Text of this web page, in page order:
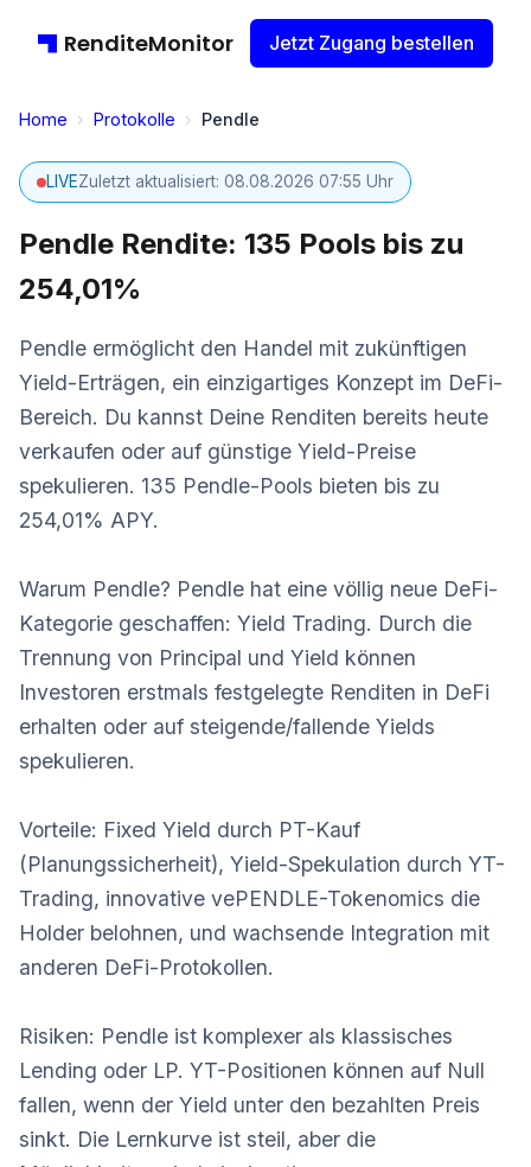
RenditeMonitor Jetzt Zugang bestellen
Home › Protokolle › Pendle
LIVEZuletzt aktualisiert: 08.08.2026 07:55 Uhr
Pendle Rendite: 135 Pools bis zu
254,01%
Pendle ermöglicht den Handel mit zukünftigen
Yield-Erträgen, ein einzigartiges Konzept im DeFi-
Bereich. Du kannst Deine Renditen bereits heute
verkaufen oder auf günstige Yield-Preise
spekulieren. 135 Pendle-Pools bieten bis zu
254,01% APY.
Warum Pendle? Pendle hat eine völlig neue DeFi-
Kategorie geschaffen: Yield Trading. Durch die
Trennung von Principal und Yield können
Investoren erstmals festgelegte Renditen in DeFi
erhalten oder auf steigende/fallende Yields
spekulieren.
Vorteile: Fixed Yield durch PT-Kauf
(Planungssicherheit), Yield-Spekulation durch YT-
Trading, innovative vePENDLE-Tokenomics die
Holder belohnen, und wachsende Integration mit
anderen DeFi-Protokollen.
Risiken: Pendle ist komplexer als klassisches
Lending oder LP. YT-Positionen können auf Null
fallen, wenn der Yield unter den bezahlten Preis
sinkt. Die Lernkurve ist steil, aber die